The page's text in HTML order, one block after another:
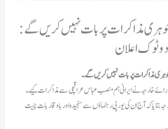
مذاکرات پر بات نہیں کریں گے:
دوٹوک اعلان
مذاکرات پر بات نہیں کریں گے۔
خارجہ نے ایرانی ہم منصب عباس عراقچی سے مذاکرات کیے۔
کہ آج ان کی یورپی رہنماؤں سے سنجیدہ اور باوقار بات چیت